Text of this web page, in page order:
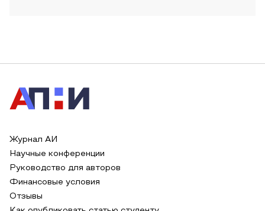
Журнал АИ
Научные конференции
Руководство для авторов
Финансовые условия
Отзывы